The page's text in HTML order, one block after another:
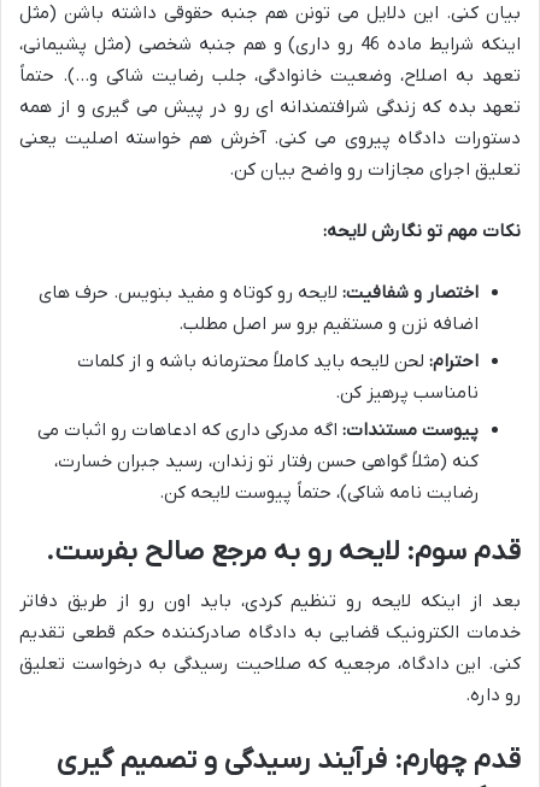
بیان کنی. این دلایل می تونن هم جنبه حقوقی داشته باشن (مثل
اینکه شرایط ماده 46 رو داری) و هم جنبه شخصی (مثل پشیمانی،
تعهد به اصلاح، وضعیت خانوادگی، جلب رضایت شاکی و…). حتماً
تعهد بده که زندگی شرافتمندانه ای رو در پیش می گیری و از همه
دستورات دادگاه پیروی می کنی. آخرش هم خواسته اصلیت یعنی
تعلیق اجرای مجازات رو واضح بیان کن.
نکات مهم تو نگارش لایحه:
اختصار و شفافیت: لایحه رو کوتاه و مفید بنویس. حرف های
اضافه نزن و مستقیم برو سر اصل مطلب.
احترام: لحن لایحه باید کاملاً محترمانه باشه و از کلمات
نامناسب پرهیز کن.
پیوست مستندات: اگه مدرکی داری که ادعاهات رو اثبات می
کنه (مثلاً گواهی حسن رفتار تو زندان، رسید جبران خسارت،
رضایت نامه شاکی)، حتماً پیوست لایحه کن.
قدم سوم: لایحه رو به مرجع صالح بفرست.
بعد از اینکه لایحه رو تنظیم کردی، باید اون رو از طریق دفاتر
خدمات الکترونیک قضایی به دادگاه صادرکننده حکم قطعی تقدیم
کنی. این دادگاه، مرجعیه که صلاحیت رسیدگی به درخواست تعلیق
رو داره.
قدم چهارم: فرآیند رسیدگی و تصمیم گیری